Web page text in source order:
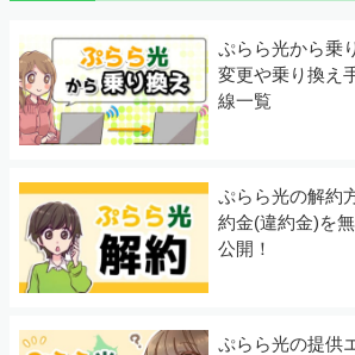
ぷらら光から乗
変更や乗り換え
線一覧
ぷらら光の解約
約金(違約金)を
公開！
ぷらら光の提供